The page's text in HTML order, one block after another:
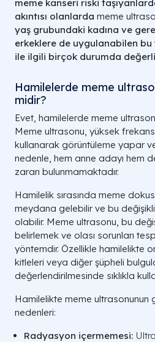
meme kanseri riski
akıntısı olanlarda meme
yaş grubundaki kadına ve
erkeklere de uygulanabilen bu
ile ilgili birçok durumda
Hamilelerde meme
midir?
Evet, hamilelerde meme
Meme ultrasonu, yüksek
kullanarak görüntüleme yapar
nedenle, hem anne adayı hem
zararı bulunmamaktadır.
Hamilelik sırasında meme
meydana gelebilir ve bu
olabilir. Meme ultrasonu, bu
belirlemek ve olası sorunları
yöntemdir. Özellikle hamilelikte
kitleleri veya diğer şüpheli
değerlendirilmesinde sıklıkla
Hamilelikte meme ultrasonunun
nedenleri:
Radyasyon içermemesi: